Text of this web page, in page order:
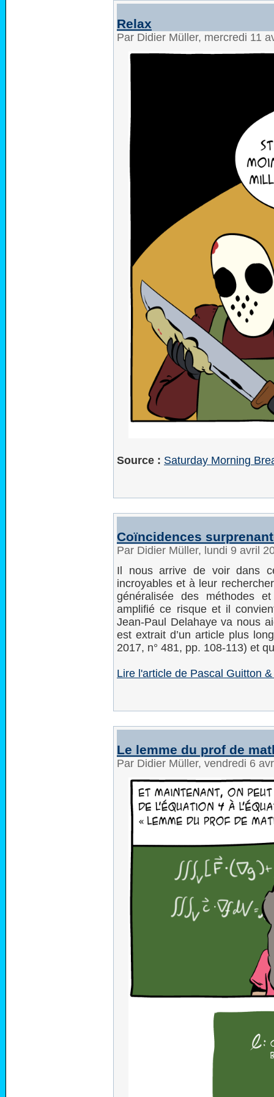
Relax
Par Didier Müller, mercredi 11
Source : Saturday Morning
Coïncidences
Par Didier Müller, lundi 9 avril
Il nous arrive de voir dans
incroyables et à leur
généralisée des méthodes
amplifié ce risque et il
Jean-Paul Delahaye va nous
est extrait d’un article plus
2017, n° 481, pp. 108-113) et
Lire l'article de Pascal Guitton
Le lemme du prof de
Par Didier Müller, vendredi 6